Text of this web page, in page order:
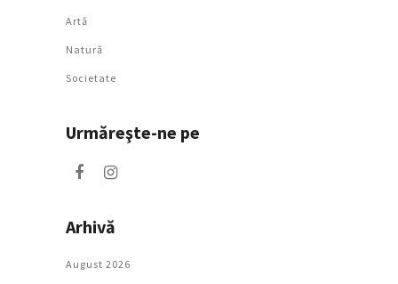
Artǎ
Natură
Societate
Urmăreşte-ne pe
Arhivă
August 2026